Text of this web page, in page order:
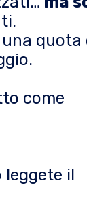
quota
come
leggete il